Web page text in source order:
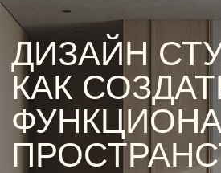
ДИЗАЙН СТУДИИ:
КАК СОЗДАТЬ
ПРОСТРАНСТВО
Современный дизайн студии требует
продуманного подхода, особенно когда
про дизайн студии интерьера в Москве и
востребованный формат дизайн студии